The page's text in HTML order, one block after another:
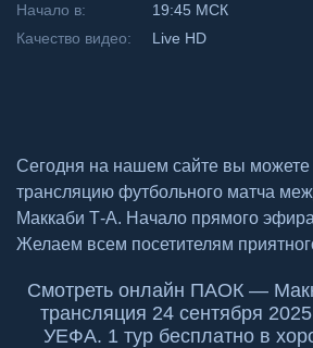
Начало в:
19:45 МСК
Качество видео:
Live HD
Сегодня на нашем сайте вы можете
трансляцию футбольного матча
Маккаби Т-А. Начало прямого
Желаем всем посетителям
Смотреть онлайн ПАОК —
трансляция 24 сентября
УЕФА. 1 тур бесплатно в